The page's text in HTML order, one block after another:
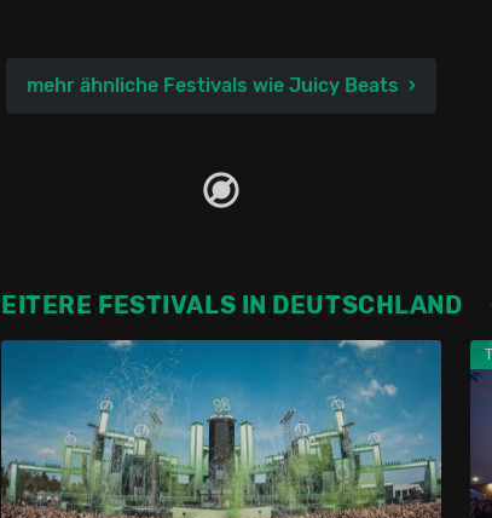
mehr ähnliche Festivals wie Juicy Beats
FESTIVALS IN DEUTSCHLAND